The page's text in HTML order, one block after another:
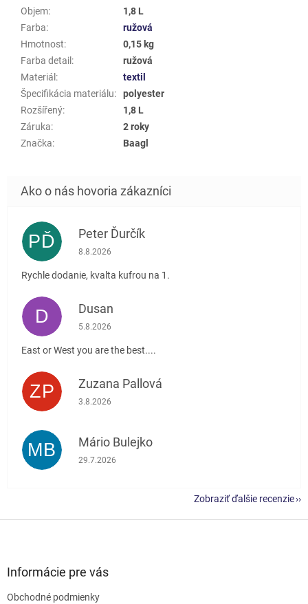
Objem:
1,8 L
Farba:
ružová
Hmotnost:
0,15 kg
Farba detail :
ružová
Materiál :
textil
Špecifikácia materiálu:
polyester
Rozšířený:
1,8 L
Záruka:
2 roky
Značka: Baagl
PĎ Peter Ďurčík
Hodnotenie obchodu je 5 z 5 hviezdičiek.
8.8.2026
Rychle dodanie, kvalta kufrou na 1.
D Dusan
Hodnotenie obchodu je 5 z 5 hviezdičiek.
5.8.2026
East or West you are the best....
ZP Zuzana Pallová
Hodnotenie obchodu je 5 z 5 hviezdičiek.
3.8.2026
MB Mário Bulejko
Hodnotenie obchodu je 5 z 5 hviezdičiek.
29.7.2026
Zobraziť ďalšie recenzie
Informácie pre vás
Obchodné podmienky